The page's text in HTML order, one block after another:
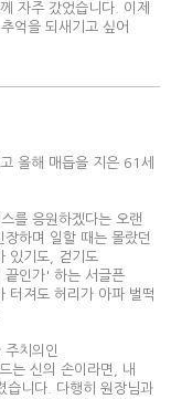
자주 갔었습니다. 이제
억을 되새기고 싶어
올해 매듭을 지은 61세
를 응원하겠다는 오랜
하며 일할 때는 몰랐던
있기도, 걷기도
끝인가' 하는 서글픈
터져도 허리가 아파 벌떡
치의인
는 신의 손이라면, 내
습니다. 다행히 원장님과